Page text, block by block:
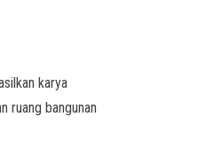
karya
ruang bangunan